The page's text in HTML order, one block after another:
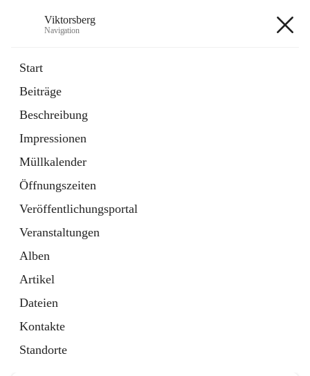
Viktorsberg
Navigation
Start
Beiträge
Beschreibung
Impressionen
Müllkalender
Öffnungszeiten
Veröffentlichungsportal
Veranstaltungen
Alben
Artikel
Dateien
Kontakte
Standorte
1 Schnellzugriff
Bürgerservice
10 Schnellzugriffe